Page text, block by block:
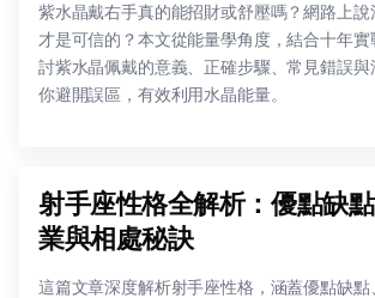
紫水晶戴右手真的能招財或舒壓嗎？網路上
才是可信的？本文從能量學角度，結合十年
討紫水晶佩戴的意義、正確步驟、常見錯誤與
你避開誤區，有效利用水晶能量。
射手座性格全解析：優點缺
業與相處秘訣
這篇文章深度解析射手座性格，涵蓋優點缺點